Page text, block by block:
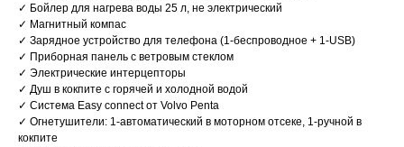
✓ Бойлер для нагрева воды 25 л, не электрический
✓ Магнитный компас
✓ Зарядное устройство для телефона (1-беспроводное + 1-USB)
✓ Приборная панель с ветровым стеклом
✓ Электрические интерцепторы
✓ Душ в кокпите с горячей и холодной водой
✓ Система Easy connect от Volvo Penta
✓ Огнетушители: 1-автоматический в моторном отсеке, 1-ручной в
кокпите